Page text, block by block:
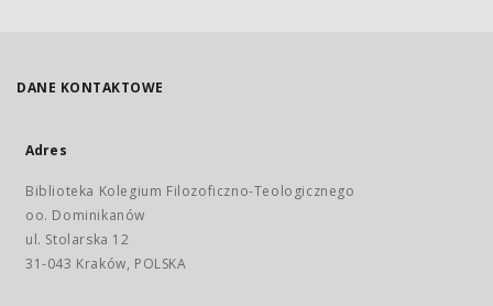
DANE KONTAKTOWE
Adres
Biblioteka Kolegium Filozoficzno-Teologicznego
oo. Dominikanów
ul. Stolarska 12
31-043 Kraków, POLSKA